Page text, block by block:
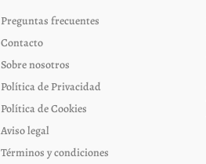
Preguntas frecuentes
Contacto
Sobre nosotros
Política de Privacidad
Política de Cookies
Aviso legal
Términos y condiciones